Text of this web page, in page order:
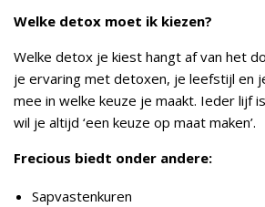
Welke detox moet ik kiezen?
Welke detox je kiest hangt af van het
je ervaring met detoxen, je leefstijl en
mee in welke keuze je maakt. Ieder lijf
wil je altijd ‘een keuze op maat maken’.
Frecious biedt onder andere:
Sapvastenkuren